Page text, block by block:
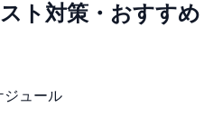
ト対策・おすすめ
ジュール